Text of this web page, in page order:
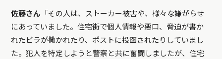
佐藤さん 「その人は、ストーカー被害や、様々な嫌がらせ
にあっていました。住宅街で個人情報や悪口、脅迫が書か
れたビラが撒かれたり、ポストに投函されたりしていまし
た。犯人を特定しようと警察と共に奮闘しましたが、住宅